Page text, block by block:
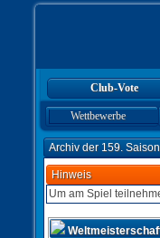
Club-Vote
Wettbewerbe
Archiv der 159.
Hinweis
Um am Spiel